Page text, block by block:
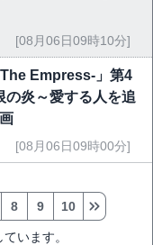
[08月06日09時10分]
Empress-」第4
の炎～愛する人を追
[08月06日09時00分]
います。
8 9 10